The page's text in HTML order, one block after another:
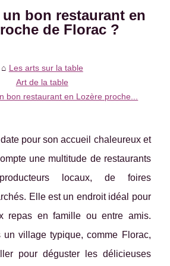
bon restaurant en
de Florac ?
Les arts sur la table
Art de la table
bon restaurant en Lozère proche...
pour son accueil chaleureux et
une multitude de restaurants
locaux, de foires
Elle est un endroit idéal pour
repas en famille ou entre amis.
un village typique, comme Florac,
pour déguster les délicieuses